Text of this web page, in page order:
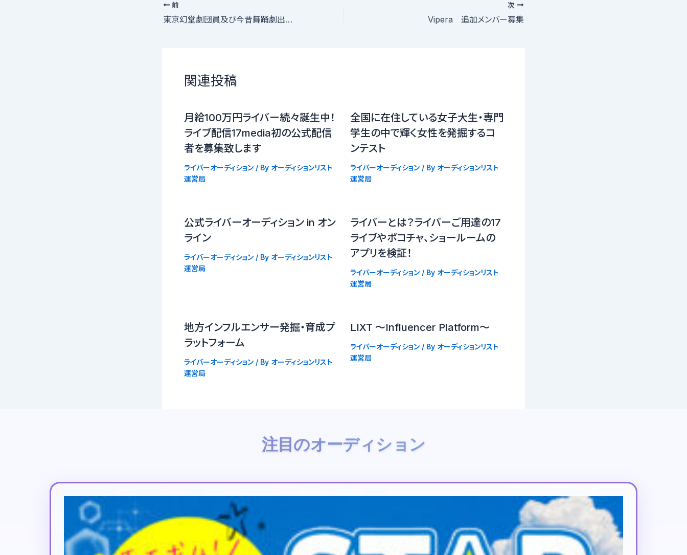
前
東京幻堂劇団員及び今昔舞踊劇出演者募集
次
Vipera 追加メンバー募集
関連投稿
月給100万円ライバー続々誕生中！
ライブ配信17media初の公式配信
者を募集致します
ライバーオーディション/ By オーディションリスト
運営局
全国に在住している女子大生・専門
学生の中で輝く女性を発掘するコ
ンテスト
ライバーオーディション/ By オーディションリスト
運営局
公式ライバーオーディション in オン
ライン
ライバーオーディション/ By オーディションリスト
運営局
ライバーとは？ライバーご用達の17
ライブやポコチャ、ショールームの
アプリを検証！
ライバーオーディション/ By オーディションリスト
運営局
地方インフルエンサー発掘・育成プ
ラットフォーム
ライバーオーディション/ By オーディションリスト
運営局
LIXT 〜Influencer Platform〜
ライバーオーディション/ By オーディションリスト
運営局
注目のオーディション